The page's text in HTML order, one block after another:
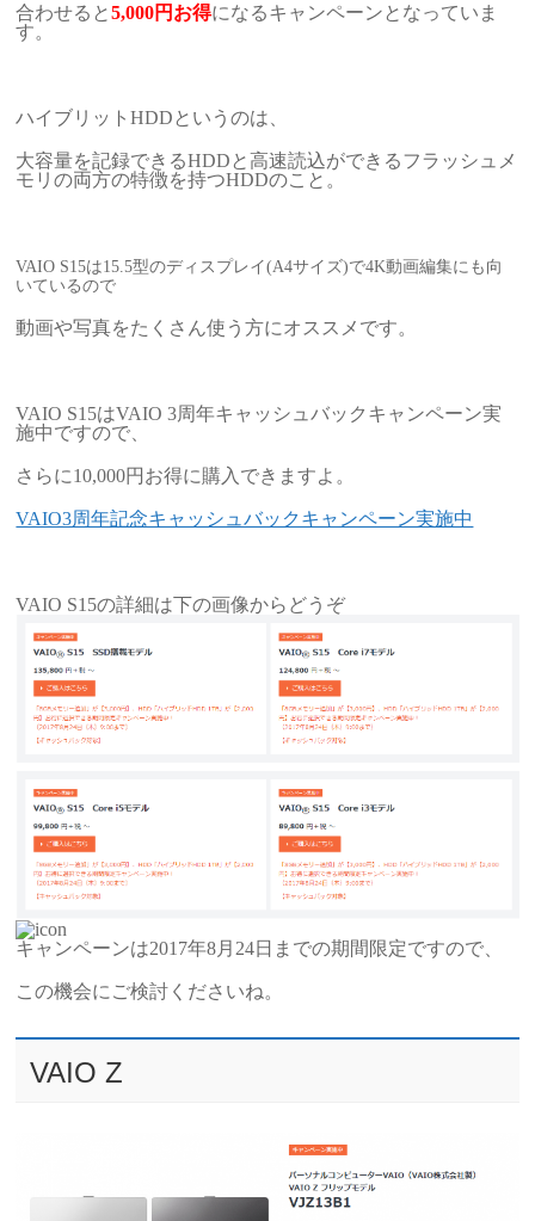
合わせると5,000円お得になるキャンペーンとなっていま
す。
ハイブリットHDDというのは、
大容量を記録できるHDDと高速読込ができるフラッシュメ
モリの両方の特徴を持つHDDのこと。
VAIO S15は15.5型のディスプレイ(A4サイズ)で4K動画編集にも向
いているので
動画や写真をたくさん使う方にオススメです。
VAIO S15はVAIO 3周年キャッシュバックキャンペーン実
施中ですので、
さらに10,000円お得に購入できますよ。
VAIO3周年記念キャッシュバックキャンペーン実施中
VAIO S15の詳細は下の画像からどうぞ
キャンペーンは2017年8月24日までの期間限定ですので、
この機会にご検討くださいね。
VAIO Z